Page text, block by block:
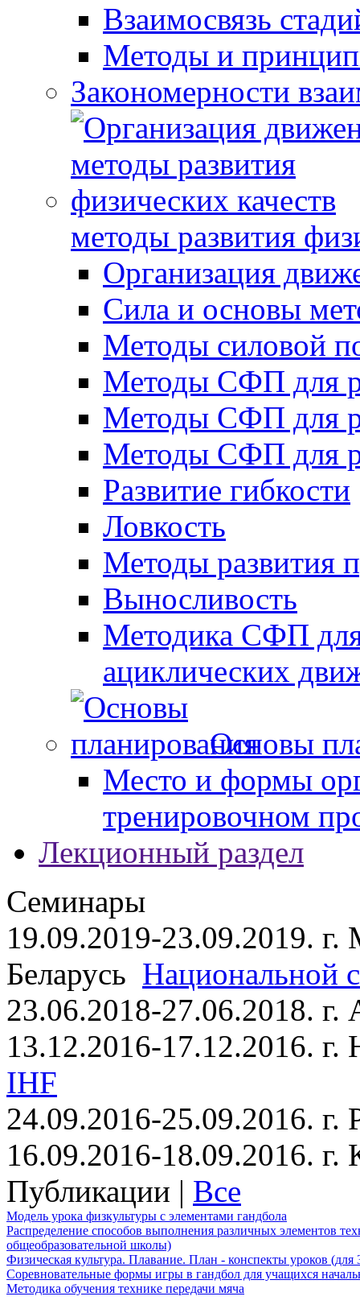
Взаимосвязь
Методы и
Закономерности
методы развития
Организация
Сила и основы
Методы силовой
Методы СФП для
Методы СФП для
Методы СФП для
Развитие гибкости
Ловкость
Методы развития
Выносливость
Методика СФП для
ациклических
Основы
Место и формы
тренировочном
Лекционный раздел
Семинары
19.09.2019-23.09.2019. г.
Беларусь Национальной
23.06.2018-27.06.2018.
13.12.2016-17.12.2016.
IHF
24.09.2016-25.09.2016. г.
16.09.2016-18.09.2016.
Публикации | Все
Модель урока физкультуры с элементами гандбола
Распределение способов выполнения различных элементов
общеобразовательной школы)
Физическая культура. Плавание. План - конспекты уроков (для
Соревновательные формы игры в гандбол для учащихся
Методика обучения технике передачи мяча